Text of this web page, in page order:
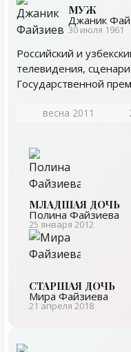
МУЖ
Джаник
30 июля 1961
Российский и
телевидения,
Государственной
весна 2011
МЛАДШАЯ ДОЧЬ
Полина Файзиева
25 января 2012
СТАРШАЯ ДОЧЬ
Мира Файзиева
21 апреля 2018